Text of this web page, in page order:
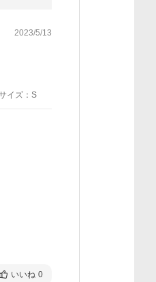
2023/5/13
イズ：S
いいね 0